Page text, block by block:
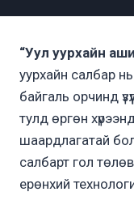
“Уул уурхайн
уурхайн салбар
байгаль орчинд
тулд өргөн
шаардлагатай
салбарт гол
ерөнхий